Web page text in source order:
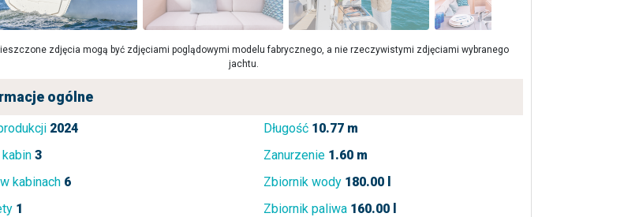
zdjęcia mogą być zdjęciami poglądowymi modelu fabrycznego, a nie rzeczywistymi zdjęciami wybranego
jachtu.
ogólne
2024
3
kabinach 6
1
Długość 10.77 m
Zanurzenie 1.60 m
Zbiornik wody 180.00 l
Zbiornik paliwa 160.00 l